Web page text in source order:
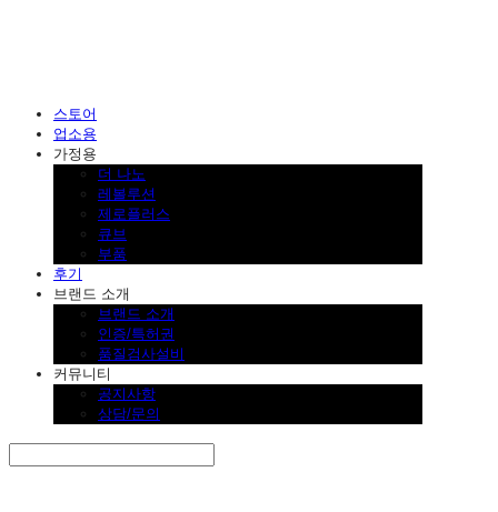
스토어
업소용
가정용
더 나노
레볼루션
제로플러스
큐브
부품
후기
브랜드 소개
브랜드 소개
인증/특허권
품질검사설비
커뮤니티
공지사항
상담/문의